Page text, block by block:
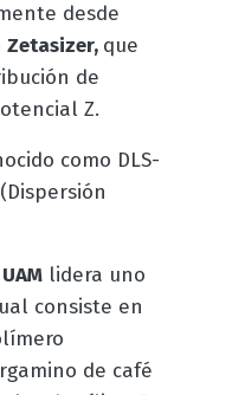
desde
Zetasizer, que
de
Z.
como DLS-
UAMlidera uno
consiste en
de café